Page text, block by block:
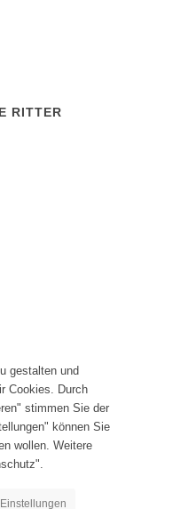
RITTER
gestalten und
Cookies. Durch
stimmen Sie der
können Sie
wollen. Weitere
Einstellungen